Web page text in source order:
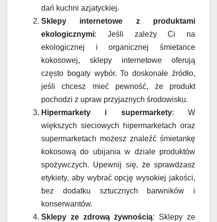
dań kuchni azjatyckiej.
Sklepy internetowe z produktami
ekologicznymi: Jeśli zależy Ci na
ekologicznej i organicznej śmietance
kokosowej, sklepy internetowe oferują
często bogaty wybór. To doskonałe źródło,
jeśli chcesz mieć pewność, że produkt
pochodzi z upraw przyjaznych środowisku.
Hipermarkety i supermarkety: W
większych sieciowych hipermarketach oraz
supermarketach możesz znaleźć śmietankę
kokosową do ubijania w dziale produktów
spożywczych. Upewnij się, że sprawdzasz
etykiety, aby wybrać opcję wysokiej jakości,
bez dodatku sztucznych barwników i
konserwantów.
Sklepy ze zdrową żywnością: Sklepy ze